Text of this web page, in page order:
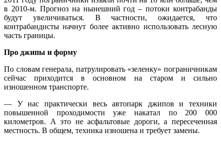
в 2010-м. Прогноз на нынешний год – потоки контрабанды
будут увеличиваться. В частности, ожидается, что
контрабандисты начнут более активно использовать лесную
часть границы.
Про джипы и форму
По словам генерала, патрулировать «зеленку» пограничникам
сейчас приходится в основном на старом и сильно
изношенном транспорте.
— У нас практически весь автопарк джипов и техники
повышенной проходимости уже накатал по 200 000
километров. А это не асфальтовые дороги, а пересеченная
местность. В общем, техника изношена и требует замены.